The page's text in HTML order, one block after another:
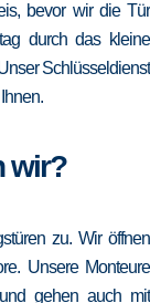
bevor wir die Tür
durch das kleine
Schlüsseldienst
wir?
zu. Wir öffnen
Unsere Monteure
gehen auch mit